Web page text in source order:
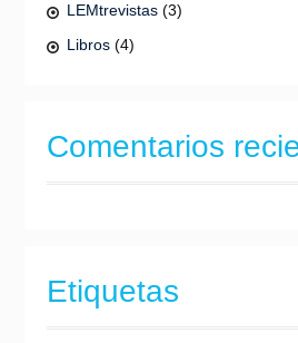
LEMtrevistas(3)
Libros(4)
Comentarios
Etiquetas